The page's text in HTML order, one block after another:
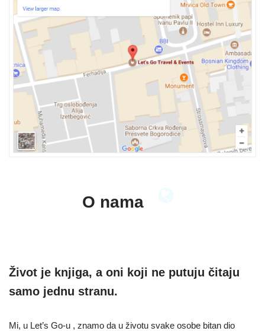
O nama
Život je knjiga, a oni koji ne putuju čitaju
samo jednu stranu.
Mi, u Let’s Go-u , znamo da u životu svake osobe bitan dio